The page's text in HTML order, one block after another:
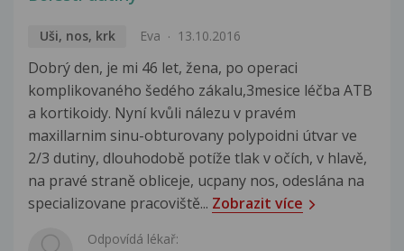
Uši, nos, krk Eva 13.10.2016
Dobrý den, je mi 46 let, žena, po operaci
komplikovaného šedého zákalu,3mesice léčba ATB
a kortikoidy. Nyní kvůli nálezu v pravém
maxillarnim sinu-obturovany polypoidni útvar ve
2/3 dutiny, dlouhodobě potíže tlak v očích, v hlavě,
na pravé straně obliceje, ucpany nos, odeslána na
specializovane pracoviště... Zobrazit více
Odpovídá lékař: